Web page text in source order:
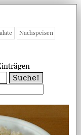
Nachspeisen